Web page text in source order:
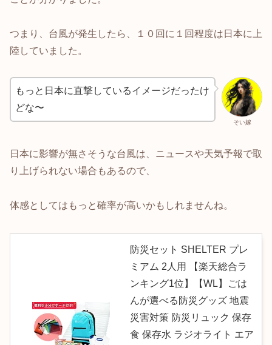
つまり、台風が発生したら、１０回に１回程度は日本に上
陸していました。
そい嫁
もっと日本に直撃しているイメージだったけ
どな〜
日本に影響が無さそうな台風は、ニュースや天気予報で取
り上げられない場合もあるので、
体感としてはもっと確率が高いかもしれませんね。
防災セット SHELTER プレ
ミアム 2人用 【楽天総合ラ
ンキング1位】【WL】ごは
んが選べる防災グッズ 地震
災害対策 防災リュック 保存
食 保存水 ラジオライト エア